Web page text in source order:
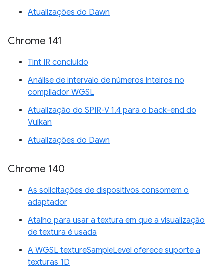
Atualizações do Dawn
Chrome 141
Tint IR concluído
Análise de intervalo de números inteiros no
compilador WGSL
Atualização do SPIR-V 1.4 para o back-end do
Vulkan
Atualizações do Dawn
Chrome 140
As solicitações de dispositivos consomem o
adaptador
Atalho para usar a textura em que a visualização
de textura é usada
A WGSL textureSampleLevel oferece suporte a
texturas 1D